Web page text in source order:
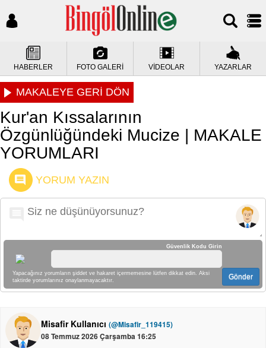
HABERLER FOTO GALERİ VİDEOLAR YAZARLAR
MAKALEYE GERİ DÖN
Kur'an Kıssalarının
Özgünlüğündeki Mucize | MAKALE
YORUMLARI
YORUM YAZIN
Güvenlik Kodu Girin
Yapacağınız yorumların şiddet ve hakaret içermemesine lütfen dikkat edin. Aksi
taktirde yorumlarınız onaylanmayacaktır.
Gönder
Misafir Kullanıcı (@Misafir_119415)
08 Temmuz 2026 Çarşamba 16:25